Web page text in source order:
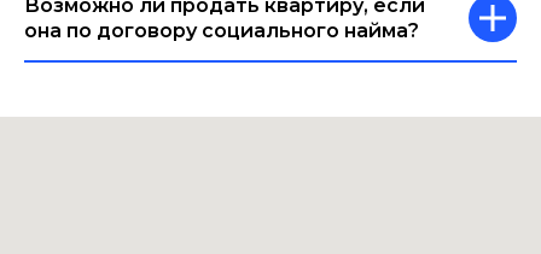
Возможно ли продать квартиру, если
она по договору социального найма?